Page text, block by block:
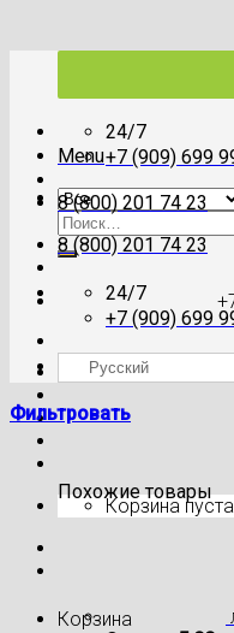
Menu
Искать:
Где моя посылка?
Корзина
Корзина
24/7
+7 (909) 699
8 (800) 201 74 23
8 (800) 201 74 23
24/7
+7 (909) 699
Русский
Фильтровать
Похожие товары